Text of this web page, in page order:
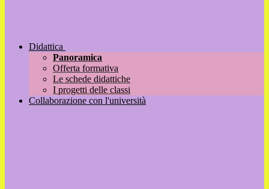
Didattica
Panoramica
Offerta formativa
Le schede didattiche
I progetti delle classi
Collaborazione con l'università